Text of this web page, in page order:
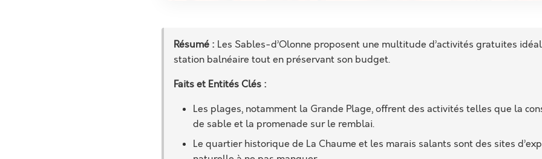
Résumé : Les Sables-d’Olonne proposent une multitude d’activités gratuites
station balnéaire tout en préservant son budget.
Faits et Entités Clés :
Les plages, notamment la Grande Plage, offrent des activités telles que la
de sable et la promenade sur le remblai.
Le quartier historique de La Chaume et les marais salants sont des sites